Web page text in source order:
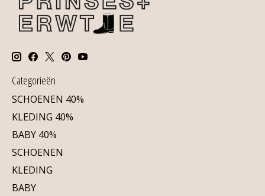
Categorieën
SCHOENEN 40%
KLEDING 40%
BABY 40%
SCHOENEN
KLEDING
BABY